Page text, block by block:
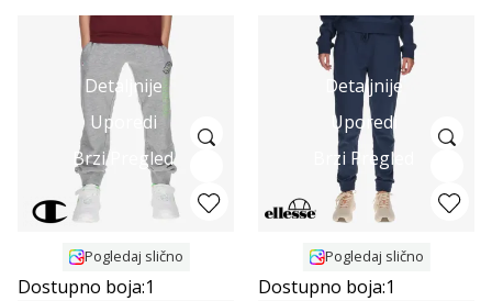
Detaljnije
Uporedi
Brzi Pregled
Pogledaj slično
Dostupno boja:1
Detaljnije
Uporedi
Brzi Pregled
Pogledaj slično
Dostupno boja:1